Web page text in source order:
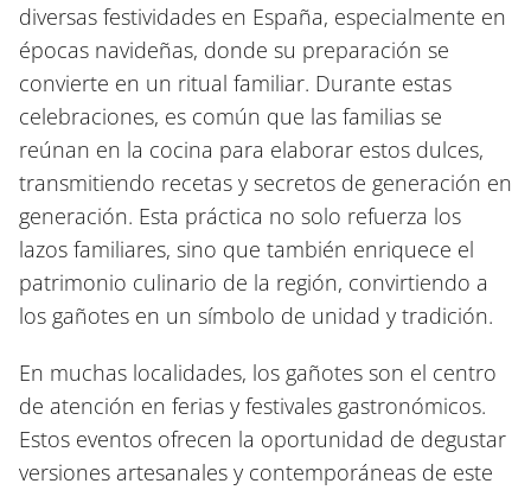
diversas festividades en España, especialmente en
épocas navideñas, donde su preparación se
convierte en un ritual familiar. Durante estas
celebraciones, es común que las familias se
reúnan en la cocina para elaborar estos dulces,
transmitiendo recetas y secretos de generación en
generación. Esta práctica no solo refuerza los
lazos familiares, sino que también enriquece el
patrimonio culinario de la región, convirtiendo a
los gañotes en un símbolo de unidad y tradición.
En muchas localidades, los gañotes son el centro
de atención en ferias y festivales gastronómicos.
Estos eventos ofrecen la oportunidad de degustar
versiones artesanales y contemporáneas de este